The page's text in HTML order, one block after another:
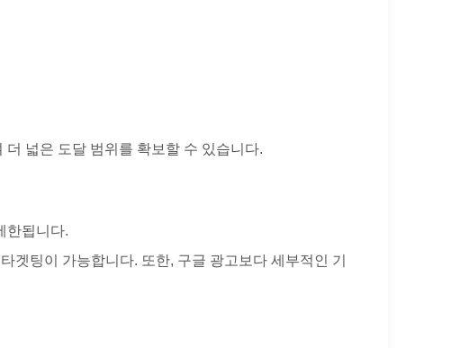
넓은 도달 범위를 확보할 수 있습니다.
한됩니다.
겟팅이 가능합니다. 또한, 구글 광고보다 세부적인 기